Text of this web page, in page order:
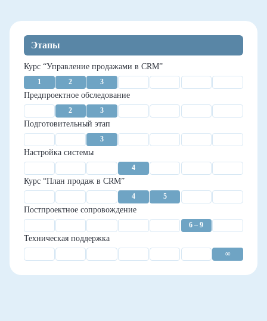
Этапы
Курс “Управление продажами в CRM”
1 2 3
Предпроектное обследование
2 3
Подготовительный этап
3
Настройка системы
4
Курс “План продаж в CRM”
4 5
Постпроектное сопровождение
6 – 9
Техническая поддержка
∞